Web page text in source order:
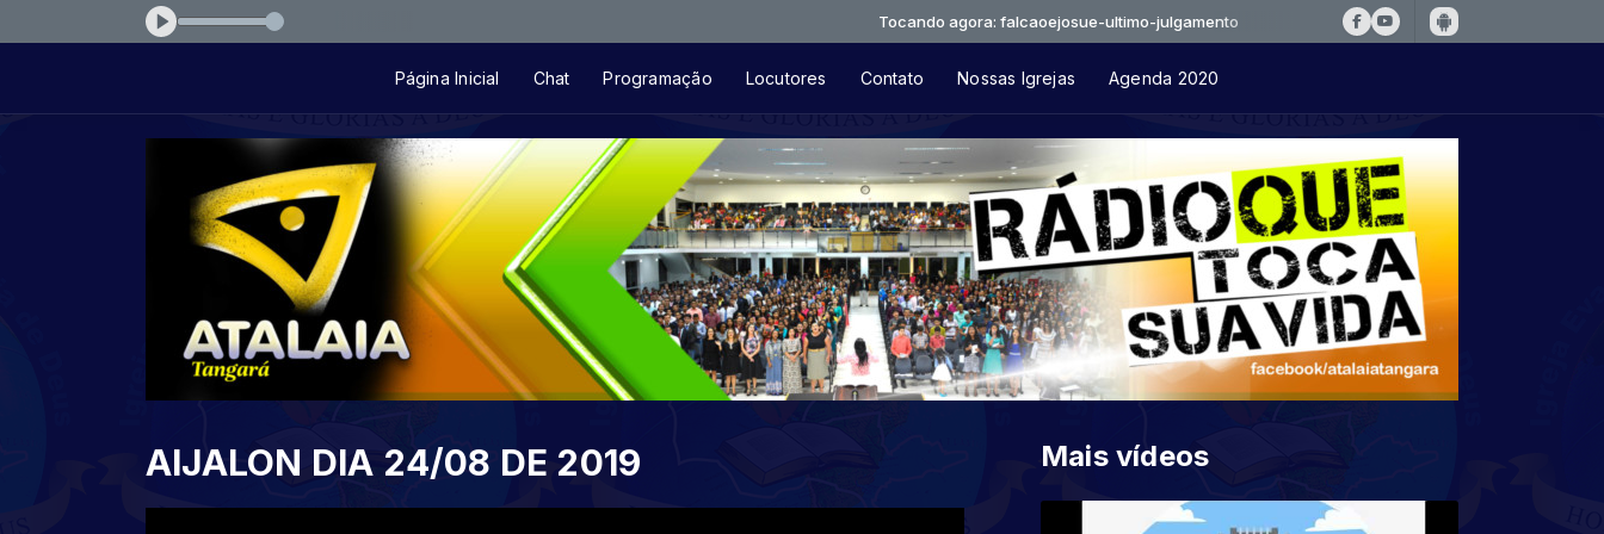
ultimo-julgamento Tocando agora: falcaoejosue-ultimo-julgamento
Página Inicial Chat Programação Locutores Contato Nossas Igrejas Agenda 2020
AIJALON DIA 24/08 DE 2019 Mais vídeos